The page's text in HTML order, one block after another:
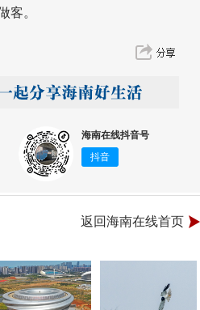
客。
海南在线抖音号
抖音
返回海南在线首页